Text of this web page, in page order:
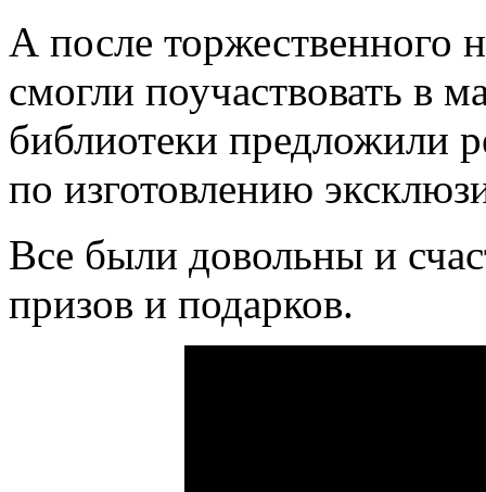
А после торжественного
смогли поучаствовать в
библиотеки предложили
по изготовлению
Все были довольны и
призов и подарков.